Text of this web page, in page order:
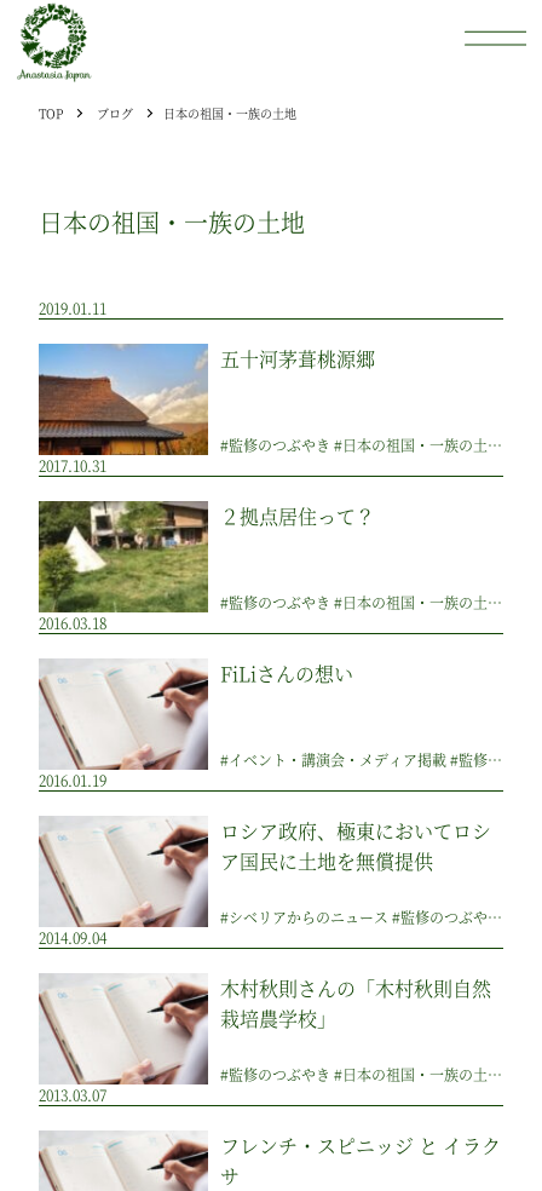
TOP ブログ 日本の祖国・一族の土地
日本の祖国・一族の土地
2019.01.11
五十河茅葺桃源郷
#監修のつぶやき #日本の祖国・一族の土地 #その他
2017.10.31
２拠点居住って？
#監修のつぶやき #日本の祖国・一族の土地 #その他 #祖国づくりのアイディア集
2016.03.18
FiLiさんの想い
#イベント・講演会・メディア掲載 #監修のつぶやき #日本の祖国・一族の土地 #その他
2016.01.19
ロシア政府、極東においてロシ
ア国民に土地を無償提供
#シベリアからのニュース #監修のつぶやき #日本の祖国・一族の土地 #その他
2014.09.04
木村秋則さんの「木村秋則自然
栽培農学校」
#監修のつぶやき #日本の祖国・一族の土地 #その他
2013.03.07
フレンチ・スピニッジ と イラク
サ